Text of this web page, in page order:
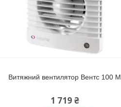
Витяжний вентилятор Вентс 100 М
1 719 ₴